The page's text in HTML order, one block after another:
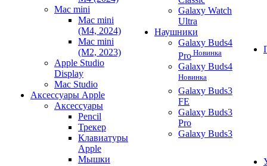
Mac mini
Mac mini
(M4, 2024)
Mac mini
(M2, 2023)
Apple Studio
Display
Mac Studio
Аксессуары Apple
Аксессуары
Pencil
Трекер
Клавиатуры
Apple
Мышки
Galaxy Watch
Ultra
Наушники
Galaxy Buds4
Pro Новинка
Galaxy Buds4
Новинка
Galaxy Buds3
FE
Galaxy Buds3
Pro
Galaxy Buds3